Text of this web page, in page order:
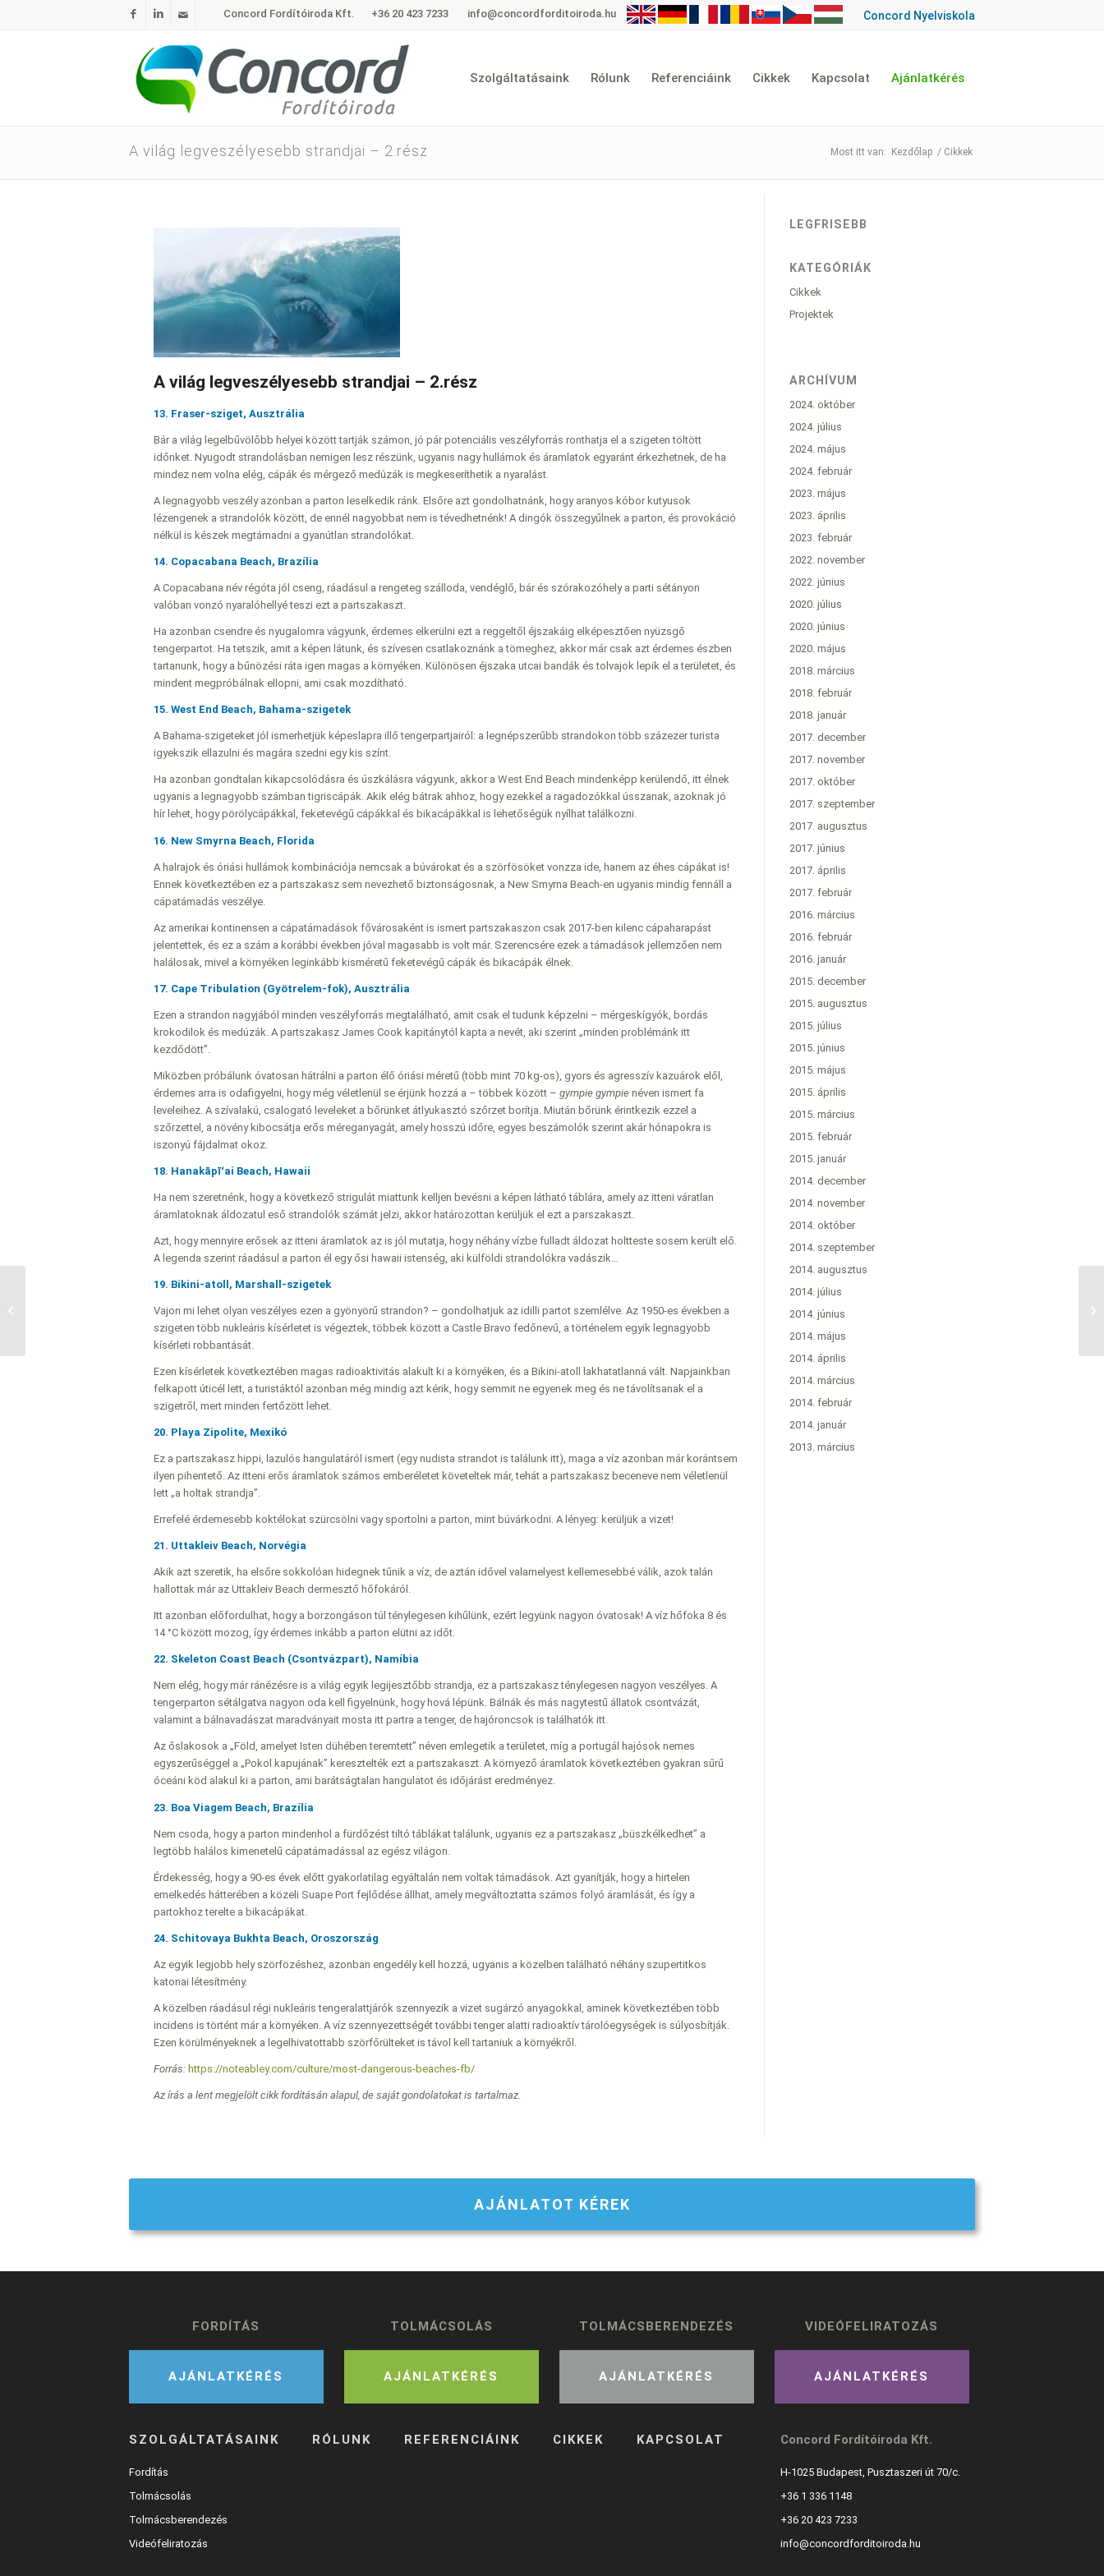
Concord Fordítóiroda Kft. +36 20 423 7233 info@concordforditoiroda.hu Concord Nyelviskola
Szolgáltatásaink Rólunk Referenciáink Cikkek Kapcsolat Ajánlatkérés
A világ legveszélyesebb strandjai – 2.rész Kezdőlap / Cikkek
A világ legveszélyesebb strandjai – 2.rész
13. Fraser-sziget, Ausztrália
Bár a világ legelbűvölőbb helyei között tartják számon, jó pár potenciális veszélyforrás ronthatja el a szigeten töltött
időnket. Nyugodt strandolásban nemigen lesz részünk, ugyanis nagy hullámok és áramlatok egyaránt érkezhetnek, de ha
mindez nem volna elég, cápák és mérgező medúzák is megkeseríthetik a nyaralást.
A legnagyobb veszély azonban a parton leselkedik ránk. Elsőre azt gondolhatnánk, hogy aranyos kóbor kutyusok
lézengenek a strandolók között, de ennél nagyobbat nem is tévedhetnénk! A dingók összegyűlnek a parton, és provokáció
nélkül is készek megtámadni a gyanútlan strandolókat.
14. Copacabana Beach, Brazília
A Copacabana név régóta jól cseng, ráadásul a rengeteg szálloda, vendéglő, bár és szórakozóhely a parti sétányon
valóban vonzó nyaralóhellyé teszi ezt a partszakaszt.
Ha azonban csendre és nyugalomra vágyunk, érdemes elkerülni ezt a reggeltől éjszakáig elképesztően nyüzsgő
tengerpartot. Ha tetszik, amit a képen látunk, és szívesen csatlakoznánk a tömeghez, akkor már csak azt érdemes észben
tartanunk, hogy a bűnözési ráta igen magas a környéken. Különösen éjszaka utcai bandák és tolvajok lepik el a területet, és
mindent megpróbálnak ellopni, ami csak mozdítható.
15. West End Beach, Bahama-szigetek
A Bahama-szigeteket jól ismerhetjük képeslapra illő tengerpartjairól: a legnépszerűbb strandokon több százezer turista
igyekszik ellazulni és magára szedni egy kis színt.
Ha azonban gondtalan kikapcsolódásra és úszkálásra vágyunk, akkor a West End Beach mindenképp kerülendő, itt élnek
ugyanis a legnagyobb számban tigriscápák. Akik elég bátrak ahhoz, hogy ezekkel a ragadozókkal ússzanak, azoknak jó
hír lehet, hogy pörölycápákkal, feketevégű cápákkal és bikacápákkal is lehetőségük nyílhat találkozni.
16. New Smyrna Beach, Florida
A halrajok és óriási hullámok kombinációja nemcsak a búvárokat és a szörfösöket vonzza ide, hanem az éhes cápákat is!
Ennek következtében ez a partszakasz sem nevezhető biztonságosnak, a New Smyrna Beach-en ugyanis mindig fennáll a
cápatámadás veszélye.
Az amerikai kontinensen a cápatámadások fővárosaként is ismert partszakaszon csak 2017-ben kilenc cápaharapást
jelentettek, és ez a szám a korábbi években jóval magasabb is volt már. Szerencsére ezek a támadások jellemzően nem
halálosak, mivel a környéken leginkább kisméretű feketevégű cápák és bikacápák élnek.
17. Cape Tribulation (Gyötrelem-fok), Ausztrália
Ezen a strandon nagyjából minden veszélyforrás megtalálható, amit csak el tudunk képzelni – mérgeskígyók, bordás
krokodilok és medúzák. A partszakasz James Cook kapitánytól kapta a nevét, aki szerint „minden problémánk itt
kezdődött”.
Miközben próbálunk óvatosan hátrálni a parton élő óriási méretű (több mint 70 kg-os), gyors és agresszív kazuárok elől,
érdemes arra is odafigyelni, hogy még véletlenül se érjünk hozzá a – többek között – gympie gympie néven ismert fa
leveleihez. A szívalakú, csalogató leveleket a bőrünket átlyukasztó szőrzet borítja. Miután bőrünk érintkezik ezzel a
szőrzettel, a növény kibocsátja erős méreganyagát, amely hosszú időre, egyes beszámolók szerint akár hónapokra is
iszonyú fájdalmat okoz.
18. Hanakāpīʻai Beach, Hawaii
Ha nem szeretnénk, hogy a következő strigulát miattunk kelljen bevésni a képen látható táblára, amely az itteni váratlan
áramlatoknak áldozatul eső strandolók számát jelzi, akkor határozottan kerüljük el ezt a parszakaszt.
Azt, hogy mennyire erősek az itteni áramlatok az is jól mutatja, hogy néhány vízbe fulladt áldozat holtteste sosem került elő.
A legenda szerint ráadásul a parton él egy ősi hawaii istenség, aki külföldi strandolókra vadászik…
19. Bikini-atoll, Marshall-szigetek
Vajon mi lehet olyan veszélyes ezen a gyönyörű strandon? – gondolhatjuk az idilli partot szemlélve. Az 1950-es években a
szigeten több nukleáris kísérletet is végeztek, többek között a Castle Bravo fedőnevű, a történelem egyik legnagyobb
kísérleti robbantását.
Ezen kísérletek következtében magas radioaktivitás alakult ki a környéken, és a Bikini-atoll lakhatatlanná vált. Napjainkban
felkapott úticél lett, a turistáktól azonban még mindig azt kérik, hogy semmit ne egyenek meg és ne távolítsanak el a
szigetről, mert minden fertőzött lehet.
20. Playa Zipolite, Mexikó
Ez a partszakasz hippi, lazulós hangulatáról ismert (egy nudista strandot is találunk itt), maga a víz azonban már korántsem
ilyen pihentető. Az itteni erős áramlatok számos emberéletet követeltek már, tehát a partszakasz beceneve nem véletlenül
lett „a holtak strandja”.
Errefelé érdemesebb koktélokat szürcsölni vagy sportolni a parton, mint búvárkodni. A lényeg: kerüljük a vizet!
21. Uttakleiv Beach, Norvégia
Akik azt szeretik, ha elsőre sokkolóan hidegnek tűnik a víz, de aztán idővel valamelyest kellemesebbé válik, azok talán
hallottak már az Uttakleiv Beach dermesztő hőfokáról.
Itt azonban előfordulhat, hogy a borzongáson túl ténylegesen kihűlünk, ezért legyünk nagyon óvatosak! A víz hőfoka 8 és
14 °C között mozog, így érdemes inkább a parton elütni az időt.
22. Skeleton Coast Beach (Csontvázpart), Namíbia
Nem elég, hogy már ránézésre is a világ egyik legijesztőbb strandja, ez a partszakasz ténylegesen nagyon veszélyes. A
tengerparton sétálgatva nagyon oda kell figyelnünk, hogy hová lépünk. Bálnák és más nagytestű állatok csontvázát,
valamint a bálnavadászat maradványait mosta itt partra a tenger, de hajóroncsok is találhatók itt.
Az őslakosok a „Föld, amelyet Isten dühében teremtett” néven emlegetik a területet, míg a portugál hajósok nemes
egyszerűséggel a „Pokol kapujának” keresztelték ezt a partszakaszt. A környező áramlatok következtében gyakran sűrű
óceáni köd alakul ki a parton, ami barátságtalan hangulatot és időjárást eredményez.
23. Boa Viagem Beach, Brazília
Nem csoda, hogy a parton mindenhol a fürdőzést tiltó táblákat találunk, ugyanis ez a partszakasz „büszkélkedhet” a
legtöbb halálos kimenetelű cápatámadással az egész világon.
Érdekesség, hogy a 90-es évek előtt gyakorlatilag egyáltalán nem voltak támadások. Azt gyanítják, hogy a hirtelen
emelkedés hátterében a közeli Suape Port fejlődése állhat, amely megváltoztatta számos folyó áramlását, és így a
partokhoz terelte a bikacápákat.
24. Schitovaya Bukhta Beach, Oroszország
Az egyik legjobb hely szörfözéshez, azonban engedély kell hozzá, ugyanis a közelben található néhány szupertitkos
katonai létesítmény.
A közelben ráadásul régi nukleáris tengeralattjárók szennyezik a vizet sugárzó anyagokkal, aminek következtében több
incidens is történt már a környéken. A víz szennyezettségét további tenger alatti radioaktív tárolóegységek is súlyosbítják.
Ezen körülményeknek a legelhivatottabb szörfőrülteket is távol kell tartaniuk a környékről.
Forrás: https://noteabley.com/culture/most-dangerous-beaches-fb/
Az írás a lent megjelölt cikk fordításán alapul, de saját gondolatokat is tartalmaz.
LEGFRISEBB
KATEGÓRIÁK
Cikkek
Projektek
ARCHÍVUM
2024. október
2024. július
2024. május
2024. február
2023. május
2023. április
2023. február
2022. november
2022. június
2020. július
2020. június
2020. május
2018. március
2018. február
2018. január
2017. december
2017. november
2017. október
2017. szeptember
2017. augusztus
2017. június
2017. április
2017. február
2016. március
2016. február
2016. január
2015. december
2015. augusztus
2015. július
2015. június
2015. május
2015. április
2015. március
2015. február
2015. január
2014. december
2014. november
2014. október
2014. szeptember
2014. augusztus
2014. július
2014. június
2014. május
2014. április
2014. március
2014. február
2014. január
2013. március
AJÁNLATOT KÉREK
FORDÍTÁS
AJÁNLATKÉRÉS
TOLMÁCSOLÁS
AJÁNLATKÉRÉS
TOLMÁCSBERENDEZÉS
AJÁNLATKÉRÉS
VIDEÓFELIRATOZÁS
AJÁNLATKÉRÉS
SZOLGÁLTATÁSAINK
Fordítás
Tolmácsolás
Tolmácsberendezés
Videófeliratozás
RÓLUNK REFERENCIÁINK CIKKEK KAPCSOLAT Concord Fordítóiroda Kft.
H-1025 Budapest, Pusztaszeri út 70/c.
+36 1 336 1148
+36 20 423 7233
info@concordforditoiroda.hu